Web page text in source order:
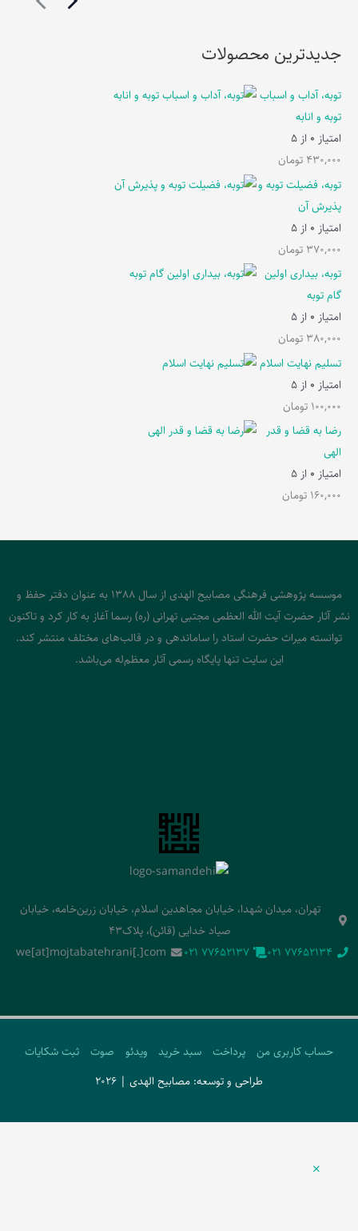
جدیدترین محصولات
توبه، آداب و اسباب
توبه و انابه
امتیاز 0 از 5
430,000 تومان
توبه، فضیلت توبه و
پذیرش آن
امتیاز 0 از 5
370,000 تومان
توبه، بیداری اولین
گام توبه
امتیاز 0 از 5
380,000 تومان
تسلیم نهایت اسلام
امتیاز 0 از 5
100,000 تومان
رضا به قضا و قدر
الهی
امتیاز 0 از 5
160,000 تومان
موسسه پژوهشی فرهنگی مصابیح الهدی از سال 1388 به عنوان دفتر حفظ و
نشر آثار حضرت آیت الله العظمی مجتبی تهرانی (ره) رسما آغاز به کار کرد و تاکنون
توانسته میراث حضرت استاد را ساماندهی و در قالب‌های مختلف منتشر کند.
این سایت تنها پایگاه رسمی آثار معظم‌له می‌باشد.
تهران، میدان شهدا، خیابان مجاهدین اسلام، خیابان زرین‌خامه، خیابان
صیاد خدایی (قائن)، پلاک43
‭021 77652134‬
‭021 77652137‬
we[at]mojtabatehrani[.]com
حساب کاربری من پرداخت سبد خرید ویدئو صوت
ثبت شکایات
طراحی و توسعه: مصابیح الهدی | 2026